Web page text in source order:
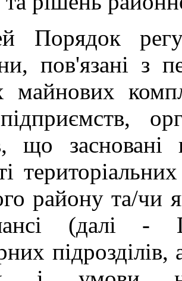
Порядок
пов'язані з
майнових
що засновані
району та/чи
(далі -